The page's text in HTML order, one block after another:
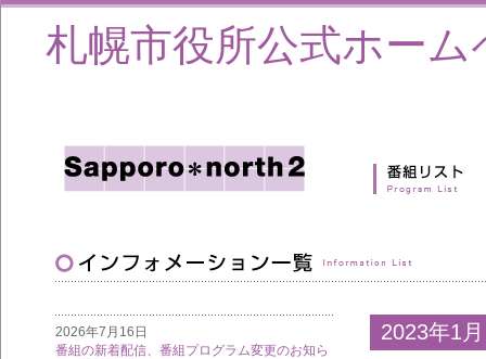
札幌市役所公式ホーム
2026年7月16日
番組の新着配信、番組プログラム変更のお知ら
2023年1